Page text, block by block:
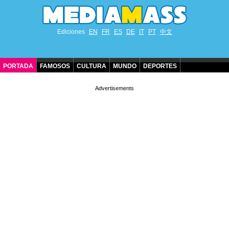
Ediciones EN FR ES DE IT PT 中文
PORTADA FAMOSOS CULTURA MUNDO DEPORTES